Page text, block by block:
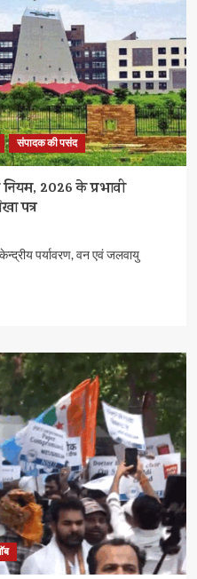
संपादक की पसंद
2026 के प्रभावी
पत्र
पर्यावरण, वन एवं जलवायु